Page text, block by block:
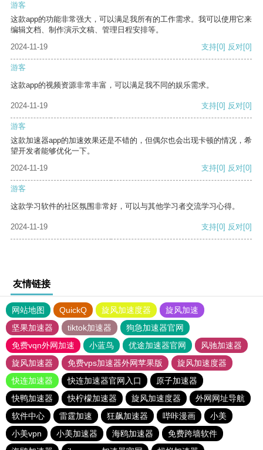
游客
这款app的功能非常强大，可以满足我所有的工作需求。我可以使用它来
编辑文档、制作演示文稿、管理日程安排等。
2024-11-19
支持[0] 反对[0]
游客
这款app的视频资源非常丰富，可以满足我不同的娱乐需求。
2024-11-19 支持[0] 反对[0]
游客
这款加速器app的加速效果还是不错的，但偶尔也会出现卡顿的情况，希
望开发者能够优化一下。
2024-11-19
支持[0] 反对[0]
游客
这款学习软件的社区氛围非常好，可以与其他学习者交流学习心得。
2024-11-19 支持[0] 反对[0]
友情链接
网站地图 QuickQ 旋风加速度器
旋风加速
坚果加速器
tiktok加速器
狗急加速器官网
免费vqn外网加速
小蓝鸟 优途加速器官网
风驰加速器
旋风加速器
免费vps加速器外网苹果版
旋风加速度器
快连加速器
快连加速器官网入口
原子加速器
快鸭加速器
快柠檬加速器 旋风加速度器
外网网址导航
软件中心
雷霆加速 狂飙加速器 哔咔漫画
小美
小美vpn
小美加速器 海鸥加速器
免费跨墙软件